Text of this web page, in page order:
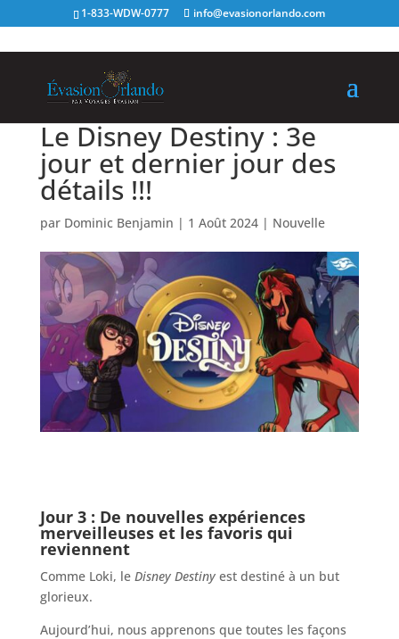
1-833-WDW-0777 info@evasionorlando.com
Le Disney Destiny : 3e
jour et dernier jour des
détails !!!
par Dominic Benjamin | 1 Août 2024| Nouvelle
Jour 3 : De nouvelles expériences
merveilleuses et les favoris qui
reviennent
Comme Loki, le Disney Destinyest destiné à un but
glorieux.
Aujourd’hui, nous apprenons que toutes les façons